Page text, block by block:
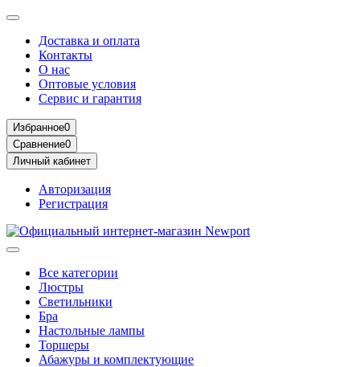
Доставка и оплата
Контакты
О нас
Оптовые условия
Сервис и гарантия
Избранное0
Сравнение0
Личный кабинет
Авторизация
Регистрация
Все категории
Люстры
Светильники
Бра
Настольные лампы
Торшеры
Абажуры и комплектующие